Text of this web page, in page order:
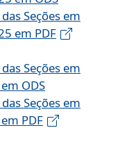
Seções em
em PDF
Seções em
ODS
Seções em
PDF